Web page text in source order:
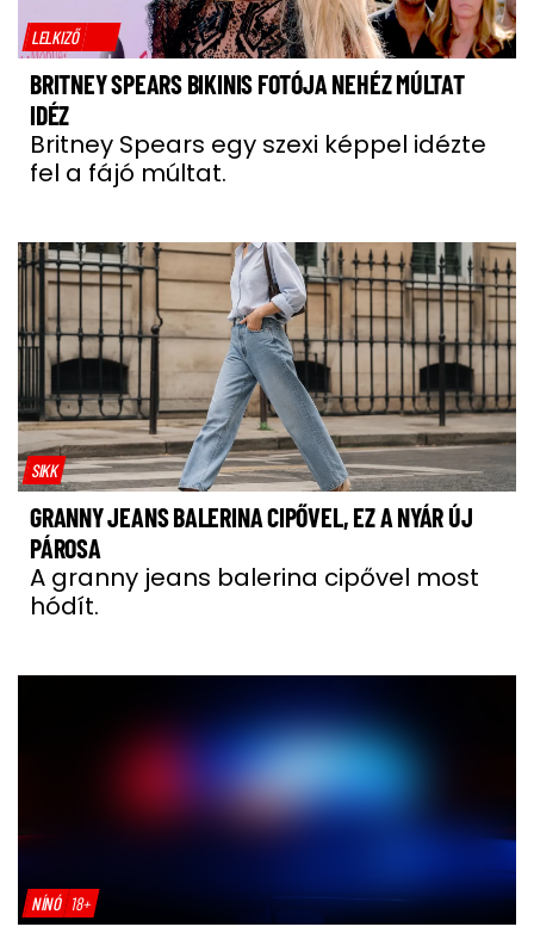
LELKIZŐ
BRITNEY SPEARS BIKINIS FOTÓJA NEHÉZ MÚLTAT
IDÉZ
Britney Spears egy szexi képpel idézte
fel a fájó múltat.
SIKK
GRANNY JEANS BALERINA CIPŐVEL, EZ A NYÁR ÚJ
PÁROSA
A granny jeans balerina cipővel most
hódít.
NÍNÓ 18+